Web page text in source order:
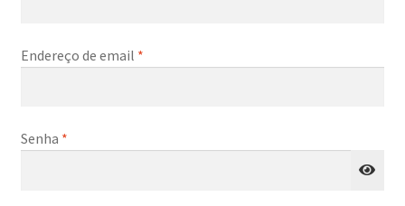
Endereço de email *Obrigatório
Senha *Obrigatório